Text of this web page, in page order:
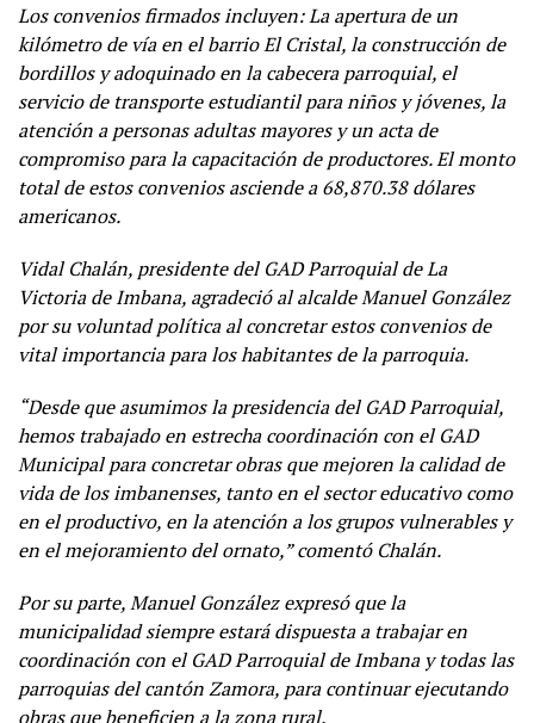
Los convenios firmados incluyen: La apertura de un
kilómetro de vía en el barrio El Cristal, la construcción de
bordillos y adoquinado en la cabecera parroquial, el
servicio de transporte estudiantil para niños y jóvenes, la
atención a personas adultas mayores y un acta de
compromiso para la capacitación de productores. El monto
total de estos convenios asciende a 68,870.38 dólares
americanos.
Vidal Chalán, presidente del GAD Parroquial de La
Victoria de Imbana, agradeció al alcalde Manuel González
por su voluntad política al concretar estos convenios de
vital importancia para los habitantes de la parroquia.
“Desde que asumimos la presidencia del GAD Parroquial,
hemos trabajado en estrecha coordinación con el GAD
Municipal para concretar obras que mejoren la calidad de
vida de los imbanenses, tanto en el sector educativo como
en el productivo, en la atención a los grupos vulnerables y
en el mejoramiento del ornato,” comentó Chalán.
Por su parte, Manuel González expresó que la
municipalidad siempre estará dispuesta a trabajar en
coordinación con el GAD Parroquial de Imbana y todas las
parroquias del cantón Zamora, para continuar ejecutando
obras que beneficien a la zona rural.